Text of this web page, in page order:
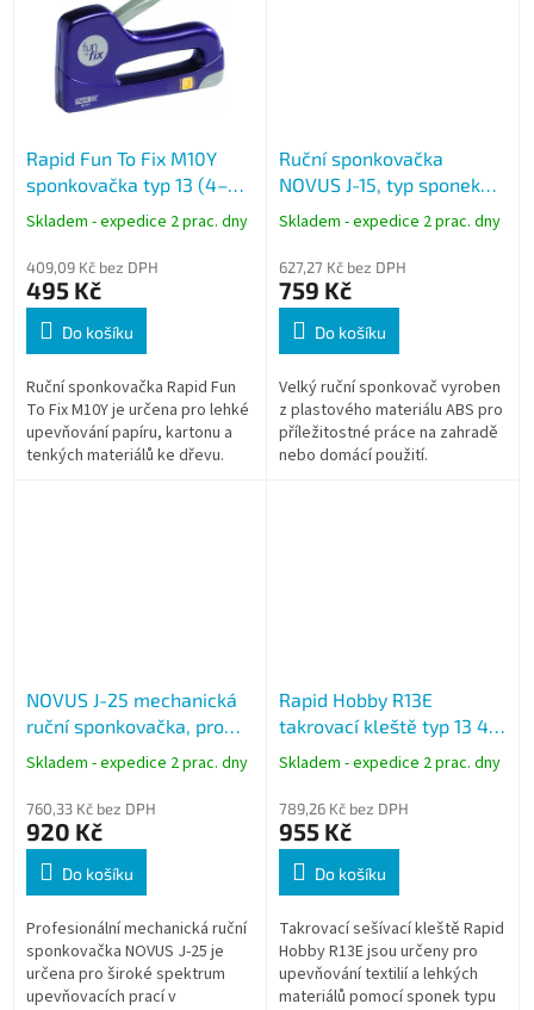
Rapid Fun To Fix M10Y
sponkovačka typ 13 (4–8
mm) modrá
Skladem - expedice 2 prac. dny
409,09 Kč bez DPH
495 Kč
Do košíku
Ruční sponkovačka Rapid Fun
To Fix M10Y je určena pro lehké
upevňování papíru, kartonu a
tenkých materiálů ke dřevu.
Ruční sponkovačka
NOVUS J-15, typ sponek
AD
Skladem - expedice 2 prac. dny
627,27 Kč bez DPH
759 Kč
Do košíku
Velký ruční sponkovač vyroben
z plastového materiálu ABS pro
příležitostné práce na zahradě
nebo domácí použití.
NOVUS J-25 mechanická
ruční sponkovačka, pro
sponky A, D, G a H,
zinkové tělo
Skladem - expedice 2 prac. dny
760,33 Kč bez DPH
920 Kč
Do košíku
Profesionální mechanická ruční
sponkovačka NOVUS J-25 je
určena pro široké spektrum
upevňovacích prací v
Rapid Hobby R13E
takrovací kleště typ 13 4–
10 mm žlutá
Skladem - expedice 2 prac. dny
789,26 Kč bez DPH
955 Kč
Do košíku
Takrovací sešívací kleště Rapid
Hobby R13E jsou určeny pro
upevňování textilií a lehkých
materiálů pomocí sponek typu